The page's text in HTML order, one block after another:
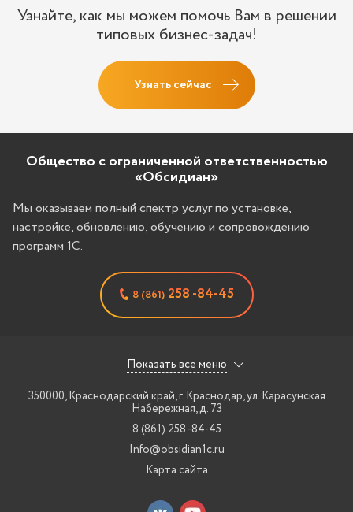
Узнайте, как мы можем помочь Вам в решении
типовых бизнес-задач!
Узнать сейчас
Общество с ограниченной ответственностью
«Обсидиан»
Мы оказываем полный спектр услуг по установке,
настройке, обновлению, обучению и сопровождению
программ 1С.
8 (861) 258 -84-45
Показать все меню
350000, Краснодарский край, г. Краснодар,ул. Карасунская
Набережная, д. 73
8 (861) 258 -84-45
Info@obsidian1c.ru
Карта сайта